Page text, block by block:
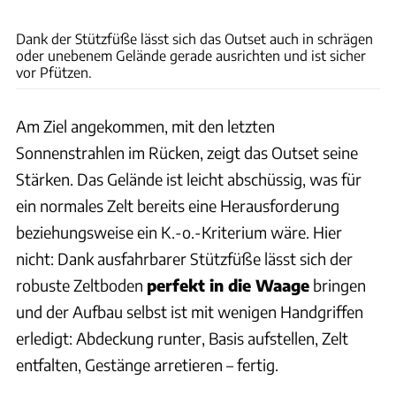
Dank der Stützfüße lässt sich das Outset auch in schrägen
oder unebenem Gelände gerade ausrichten und ist sicher
vor Pfützen.
Am Ziel angekommen, mit den letzten
Sonnenstrahlen im Rücken, zeigt das Outset seine
Stärken. Das Gelände ist leicht abschüssig, was für
ein normales Zelt bereits eine Herausforderung
beziehungsweise ein K.-o.-Kriterium wäre. Hier
nicht: Dank ausfahrbarer Stützfüße lässt sich der
robuste Zeltboden perfekt in die Waage bringen
und der Aufbau selbst ist mit wenigen Handgriffen
erledigt: Abdeckung runter, Basis aufstellen, Zelt
entfalten, Gestänge arretieren – fertig.